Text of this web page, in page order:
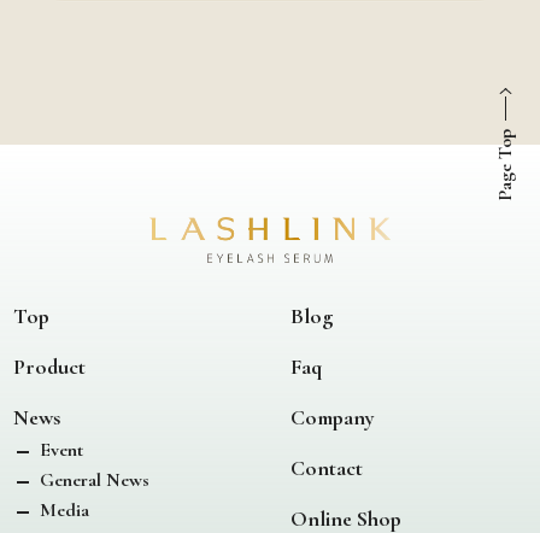
Page Top
Top
Product
News
Event
General News
Media
Blog
Faq
Company
Contact
Online Shop